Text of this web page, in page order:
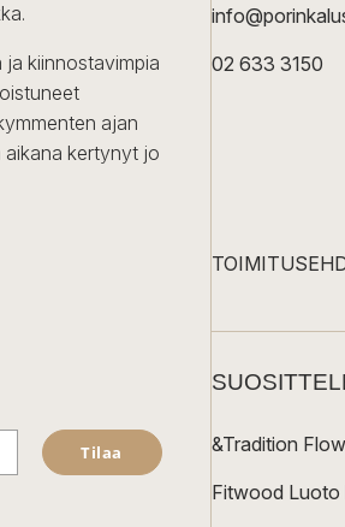
ja kiinnostavimpia
ajan
aikana kertynyt jo
Tilaa
02 633 3150
&Tradition
Fitwood Luoto